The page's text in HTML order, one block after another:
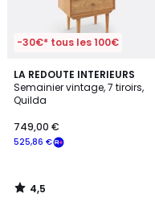
-30€* tous les 100€
LA REDOUTE INTERIEURS
Semainier vintage, 7 tiroirs,
Quilda
525,86 €
749,00 €
4,5
/ 5
4,5
/